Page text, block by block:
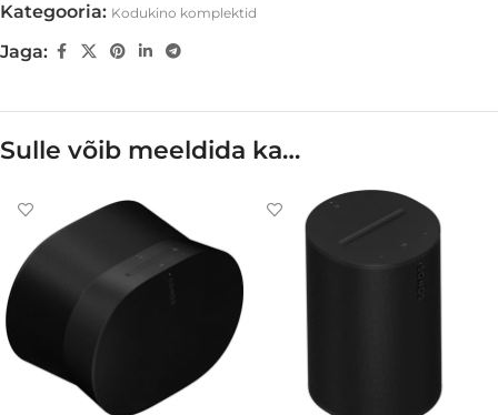
Kategooria: Kodukino komplektid
Jaga:
Sulle võib meeldida ka…